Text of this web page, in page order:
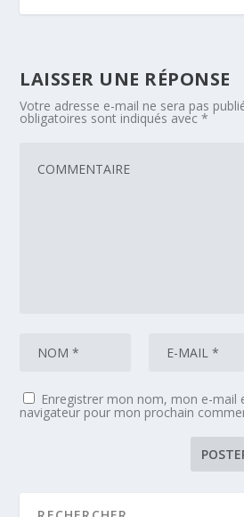
LAISSER UNE RÉPONSE
Votre adresse e-mail ne sera pas
obligatoires sont indiqués avec*
Enregistrer mon nom, mon e-mail
navigateur pour mon prochain